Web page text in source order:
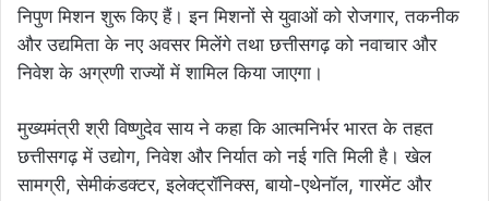
निपुण मिशन शुरू किए हैं। इन मिशनों से युवाओं को रोजगार, तकनीक
और उद्यमिता के नए अवसर मिलेंगे तथा छत्तीसगढ़ को नवाचार और
निवेश के अग्रणी राज्यों में शामिल किया जाएगा।
मुख्यमंत्री श्री विष्णुदेव साय ने कहा कि आत्मनिर्भर भारत के तहत
छत्तीसगढ़ में उद्योग, निवेश और निर्यात को नई गति मिली है। खेल
सामग्री, सेमीकंडक्टर, इलेक्ट्रॉनिक्स, बायो-एथेनॉल, गारमेंट और